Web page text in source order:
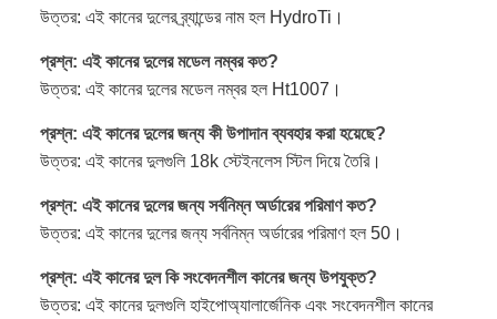
উত্তর: এই কানের দুলের ব্র্যান্ডের নাম হল HydroTi।
প্রশ্ন: এই কানের দুলের মডেল নম্বর কত?
উত্তর: এই কানের দুলের মডেল নম্বর হল Ht1007।
প্রশ্ন: এই কানের দুলের জন্য কী উপাদান ব্যবহার করা হয়েছে?
উত্তর: এই কানের দুলগুলি 18k স্টেইনলেস স্টিল দিয়ে তৈরি।
প্রশ্ন: এই কানের দুলের জন্য সর্বনিম্ন অর্ডারের পরিমাণ কত?
উত্তর: এই কানের দুলের জন্য সর্বনিম্ন অর্ডারের পরিমাণ হল 50।
প্রশ্ন: এই কানের দুল কি সংবেদনশীল কানের জন্য উপযুক্ত?
উত্তর: এই কানের দুলগুলি হাইপোঅ্যালার্জেনিক এবং সংবেদনশীল কানের